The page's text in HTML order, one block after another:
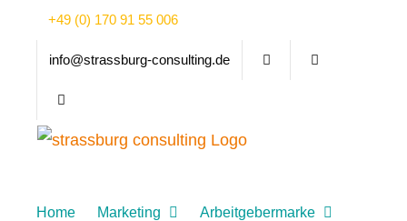
Inhalt
+49 (0) 170 91 55 006
info@strassburg-consulting.de
Home Marketing Arbeitgebermarke